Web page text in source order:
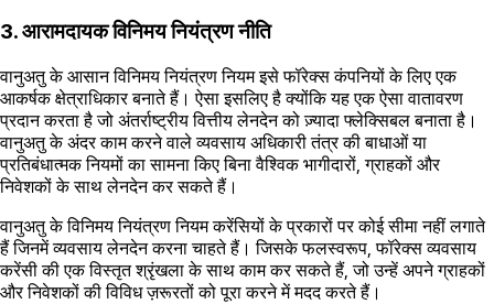
3. आरामदायक विनिमय नियंत्रण नीति
वानुअतु के आसान विनिमय नियंत्रण नियम इसे फॉरेक्स कंपनियों के लिए एक
आकर्षक क्षेत्राधिकार बनाते हैं। ऐसा इसलिए है क्योंकि यह एक ऐसा वातावरण
प्रदान करता है जो अंतर्राष्ट्रीय वित्तीय लेनदेन को ज़्यादा फ्लेक्सिबल बनाता है।
वानुअतु के अंदर काम करने वाले व्यवसाय अधिकारी तंत्र की बाधाओं या
प्रतिबंधात्मक नियमों का सामना किए बिना वैश्विक भागीदारों, ग्राहकों और
निवेशकों के साथ लेनदेन कर सकते हैं।
वानुअतु के विनिमय नियंत्रण नियम करेंसियों के प्रकारों पर कोई सीमा नहीं लगाते
हैं जिनमें व्यवसाय लेनदेन करना चाहते हैं। जिसके फलस्वरूप, फॉरेक्स व्यवसाय
करेंसी की एक विस्तृत श्रृंखला के साथ काम कर सकते हैं, जो उन्हें अपने ग्राहकों
और निवेशकों की विविध ज़रूरतों को पूरा करने में मदद करते हैं।